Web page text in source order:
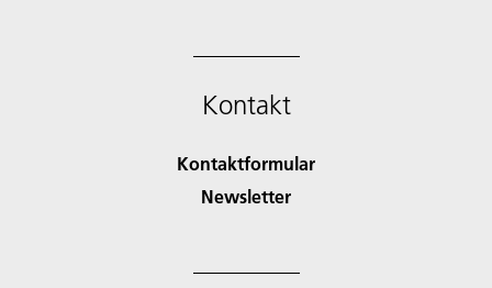
Kontakt
Kontaktformular
Newsletter